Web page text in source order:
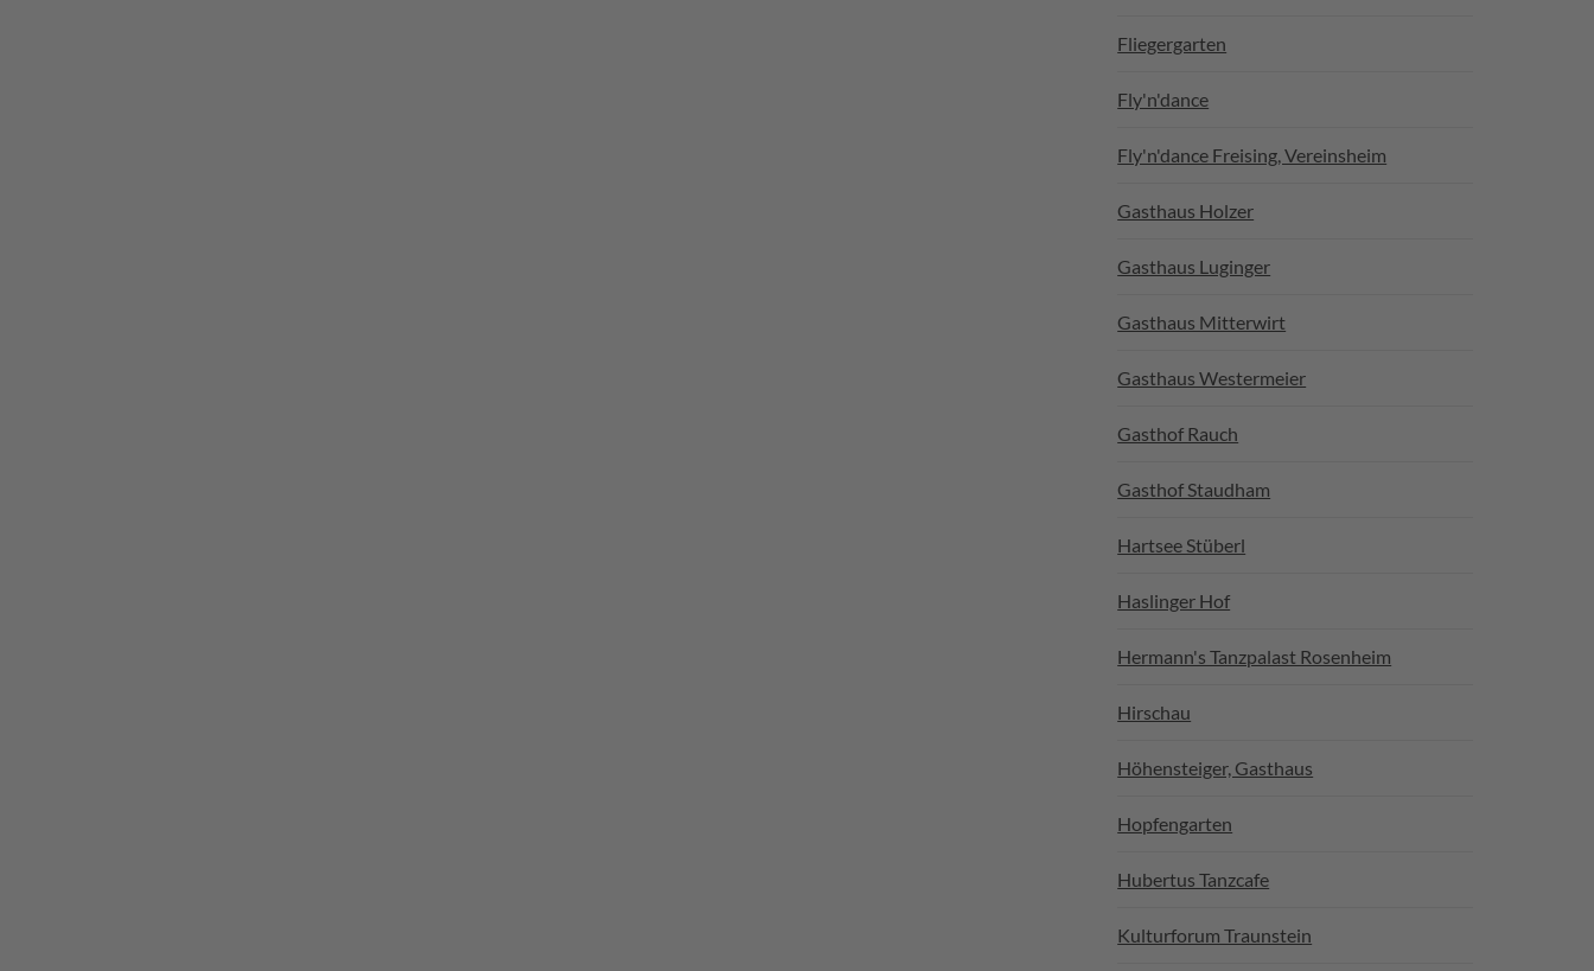
Fliegergarten
Fly'n'dance
Fly'n'dance Freising, Vereinsheim
Gasthaus Holzer
Gasthaus Luginger
Gasthaus Mitterwirt
Gasthaus Westermeier
Gasthof Rauch
Gasthof Staudham
Hartsee Stüberl
Haslinger Hof
Hermann's Tanzpalast Rosenheim
Hirschau
Höhensteiger, Gasthaus
Hopfengarten
Hubertus Tanzcafe
Kulturforum Traunstein